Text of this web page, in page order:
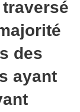
des
ayant